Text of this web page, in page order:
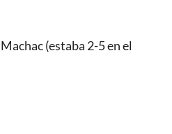
(estaba 2-5 en el